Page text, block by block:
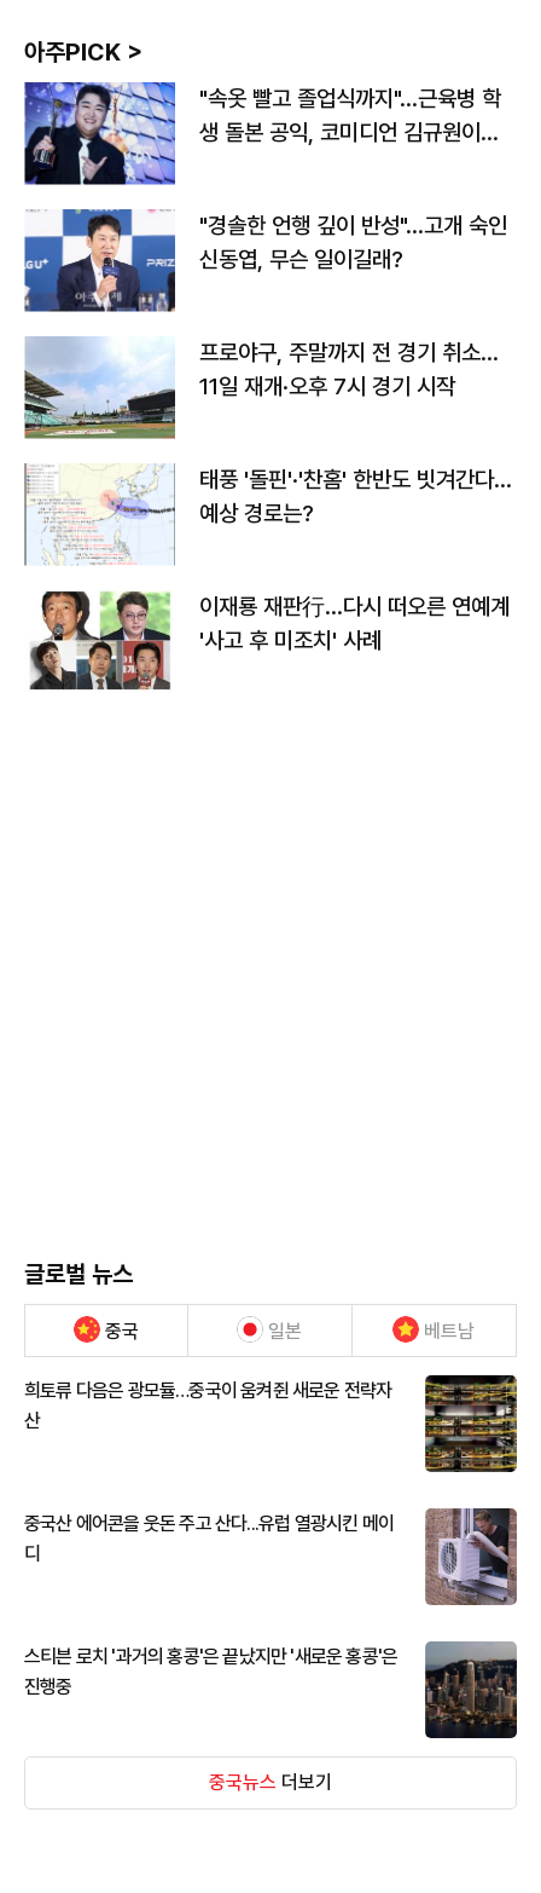
아주PICK >
"속옷 빨고 졸업식까지"…근육병 학
생 돌본 공익, 코미디언 김규원이었
"경솔한 언행 깊이 반성"…고개 숙인
신동엽, 무슨 일이길래?
프로야구, 주말까지 전 경기 취소…
11일 재개·오후 7시 경기 시작
태풍 '돌핀'·'찬홈' 한반도 빗겨간다…
예상 경로는?
이재룡 재판行…다시 떠오른 연예계
'사고 후 미조치' 사례
글로벌 뉴스
중국 일본 베트남
희토류 다음은 광모듈…중국이 움켜쥔 새로운 전략자
산
중국산 에어콘을 웃돈 주고 산다...유럽 열광시킨 메이
디
스티븐 로치 '과거의 홍콩'은 끝났지만 '새로운 홍콩'은
진행중
중국뉴스 더보기